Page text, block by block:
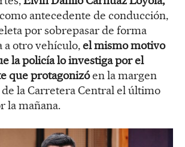
antecedente de conducción,
por sobrepasar de forma
a otro vehículo,el mismo motivo
la policía lo investiga por el
que protagonizóen la margen
la Carretera Central el último
la mañana.